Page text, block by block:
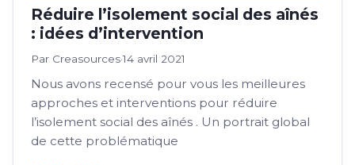
Réduire l’isolement social des aînés
: idées d’intervention
Par Creasources·14 avril 2021
Nous avons recensé pour vous les meilleures
approches et interventions pour réduire
l’isolement social des aînés . Un portrait global
de cette problématique